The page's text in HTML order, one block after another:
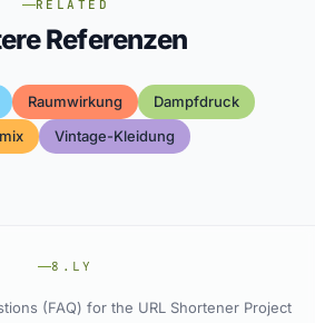
RELATED
Referenzen
Raumwirkung
Dampfdruck
Vintage-Kleidung
8.LY
(FAQ) for the URL Shortener Project